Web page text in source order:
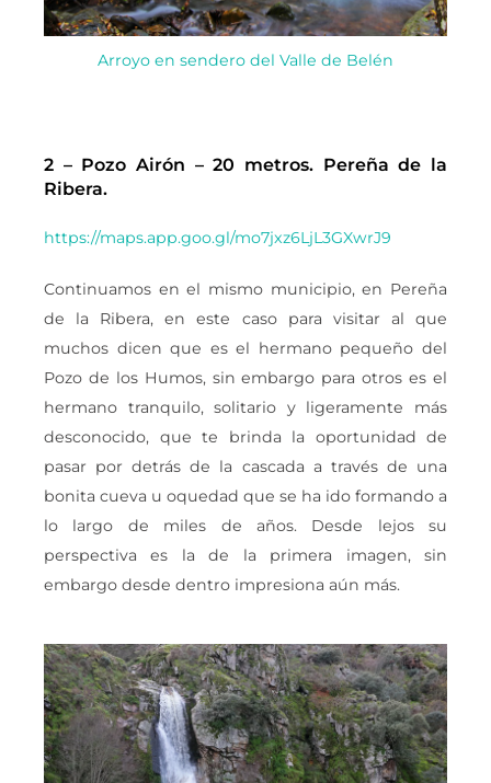
Arroyo en sendero del Valle de Belén
2 – Pozo Airón – 20 metros. Pereña de la
Ribera.
https://maps.app.goo.gl/mo7jxz6LjL3GXwrJ9
Continuamos en el mismo municipio, en Pereña
de la Ribera, en este caso para visitar al que
muchos dicen que es el hermano pequeño del
Pozo de los Humos, sin embargo para otros es el
hermano tranquilo, solitario y ligeramente más
desconocido, que te brinda la oportunidad de
pasar por detrás de la cascada a través de una
bonita cueva u oquedad que se ha ido formando a
lo largo de miles de años. Desde lejos su
perspectiva es la de la primera imagen, sin
embargo desde dentro impresiona aún más.